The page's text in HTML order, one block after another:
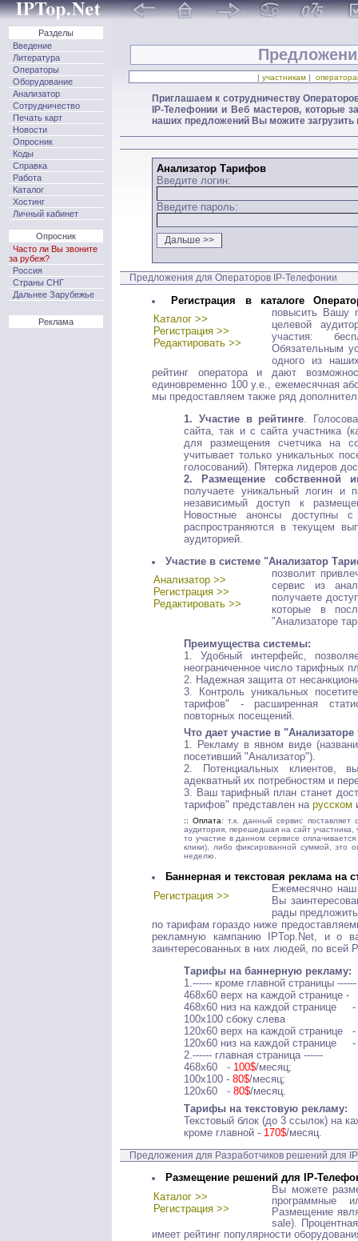
Разделы
Введение
Литература
Операторы
Оборудование
Анализатор
Сотрудничество
Печать карт
Новости
Опросник
Коды
Справка
Работа
Каталог
Хостинг
Личный кабинет
Опросник
Часто ли Вы звоните
за рубеж?
Россия
Страны СНГ
Дальнее Зарубежье
Реклама
| участникам|
Приглашаем к сотрудничеству
IP-Телефонии и Веб мастеров, которые
наших предложений Вы можите
Анализатор Тарифов
Введите логин:
Введите пароль:
Предложения для Операторов IP-Телефонии
Регистрация в каталоге
Каталог >>
Регистрация >>
Редактировать >>
повысить Вашу
целевой
участия:
Обязательным
одного из
рейтинг оператора и дают
единовременно 100 у.е., ежемесячная
мы предоставляем также ряд
1. Участие в рейтинге .
сайта, так и с сайта участника
для размещения счетчика на
учитывает только уникальных
голосований). Пятерка лидеров
2. Размещение собственной
получаете уникальный логин и
независимый доступ к
Новостные анонсы доступны
распространяются в текущем
аудиторией.
Участие в системе "Анализатор
Анализатор >>
Регистрация >>
Редактировать >>
позволит
сервис из
получаете
которые в
"Анализаторе
Преимущества системы:
1. Удобный интерфейс,
неограниченное число тарифных
2. Надежная защита от
3. Контроль уникальных
тарифов" - расширенная
повторных посещений.
Что дает участие в
1. Рекламу в явном виде
посетивший "Анализатор").
2. Потенциальных клиентов,
адекватный их потребностям и
3. Ваш тарифный план станет
тарифов" представлен на русском
:: Оплата: т.к. данный сервис поставляет
аудитория, перешедшая на сайт
то участие в данном сервисе
клики), либо фиксированной суммой, это
неделю.
Баннерная и текстовая реклама на
Регистрация >>
Ежемесячно
Вы
рады
по тарифам гораздо ниже
рекламную кампанию IPTop.Net, и о
заинтересованных в них людей, по всей
Тарифы на баннерную рекламу:
1.------ кроме главной страницы ------
468x60 верх на каждой странице -
468x60 низ на каждой странице -
100x100 сбоку
120x60 верх на каждой странице -
120x60 низ на каждой странице -
2.------ главная страница ------
468x60 - 100$/месяц;
100x100 - 80$/месяц;
120x60 - 80$/месяц.
Тарифы на текстовую рекламу:
Текстовый блок (до 3 ссылок) на
кроме главной - 170$/месяц.
Предложения для Разработчиков решений для
Размещение решений для IP-
Каталог >>
Регистрация >>
Вы можете
программные
Размещение
sale).
имеет рейтинг популярности